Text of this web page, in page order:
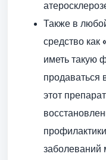
Также в
средство как
иметь такую
продаваться
этот
заболеваний